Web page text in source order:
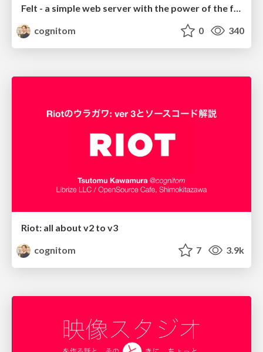
Felt - a simple web server with the power of the future
cognitom
0 340
Riot: all about v2 to v3
cognitom
7 3.9k